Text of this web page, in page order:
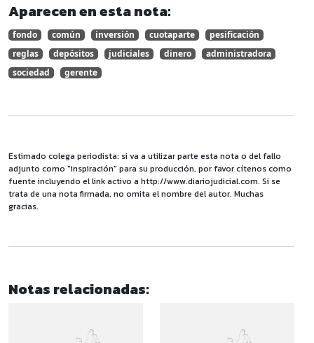
Aparecen en esta nota:
fondo común inversión cuotaparte
pesificación
reglas
depósitos judiciales dinero
administradora
sociedad
gerente
Estimado colega periodista: si va a utilizar parte esta nota o del fallo
adjunto como "inspiración" para su producción, por favor cítenos como
fuente incluyendo el link activo a http://www.diariojudicial.com. Si se
trata de una nota firmada, no omita el nombre del autor. Muchas
gracias.
Notas relacionadas: